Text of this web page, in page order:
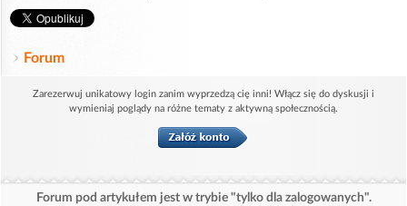
Forum
Zarezerwuj unikatowy login zanim wyprzedzą cię inni! Włącz się do dyskusji i
wymieniaj poglądy na różne tematy z aktywną społecznością.
Forum pod artykułem jest w trybie "tylko dla zalogowanych".